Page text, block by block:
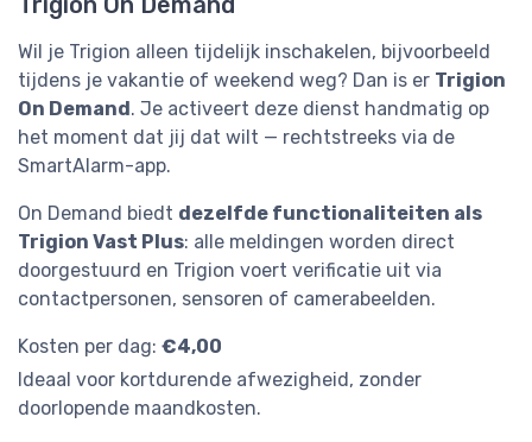
Wil je Trigion alleen tijdelijk inschakelen, bijvoorbeeld
tijdens je vakantie of weekend weg? Dan is er Trigion
On Demand . Je activeert deze dienst handmatig op
het moment dat jij dat wilt — rechtstreeks via de
SmartAlarm-app.
On Demand biedt dezelfde functionaliteiten als
Trigion Vast Plus: alle meldingen worden direct
doorgestuurd en Trigion voert verificatie uit via
contactpersonen, sensoren of camerabeelden.
Kosten per dag: €4,00
Ideaal voor kortdurende afwezigheid, zonder
doorlopende maandkosten.